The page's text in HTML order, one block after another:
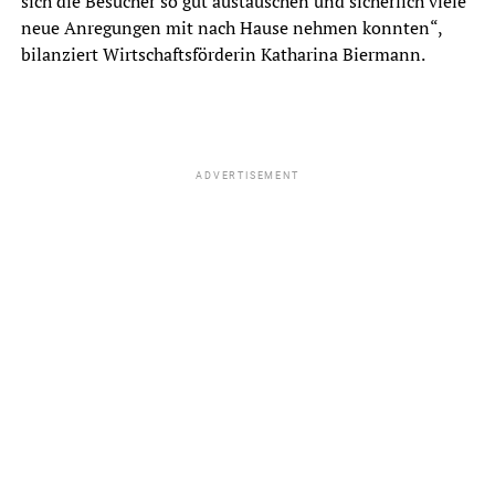
neue Anregungen mit nach Hause nehmen konnten“,
bilanziert Wirtschaftsförderin Katharina Biermann.
ADVERTISEMENT